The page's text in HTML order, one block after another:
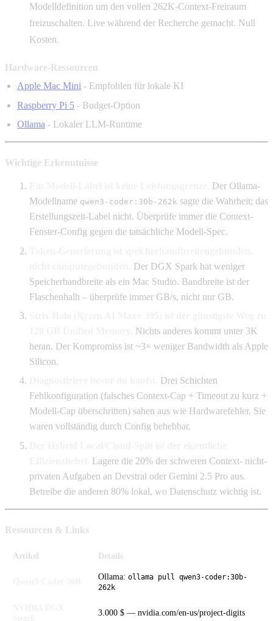
Modelldefinition um den vollen 262K-Context-Freiraum
freizuschalten. Live während der Recherche gemacht. Null
Kosten.
Hardware-Ressourcen
Apple Mac Mini - Empfohlen für lokale KI
Raspberry Pi 5 - Budget-Option
Ollama - Lokaler LLM-Runtime
Wichtige Erkenntnisse
Der Ollama-
Modellname qwen3-coder:30b-262k sagte die Wahrheit; das
Erstellungszeit-Label nicht. Überprüfe immer die Context-
Fenster-Config gegen die tatsächliche Modell-Spec.
Der DGX Spark hat weniger
Speicherbandbreite als ein Mac Studio. Bandbreite ist der
Flaschenhalh – überprüfe immer GB/s, nicht nur GB.
Nichts anderes kommt unter 3K
heran. Der Kompromiss ist ~3× weniger Bandwidth als Apple
Silicon.
Drei Schichten
Fehlkonfiguration (falsches Context-Cap + Timeout zu kurz +
Modell-Cap überschritten) sahen aus wie Hardwarefehler. Sie
waren vollständig durch Config behebbar.
Lagere die 20% der schweren Context- nicht-
privaten Aufgaben an Devstral oder Gemini 2.5 Pro aus.
Betreibe die anderen 80% lokal, wo Datenschutz wichtig ist.
Ressourcen & Links
Artikel Details
Ollama: ollama pull qwen3-coder:30b-
262k
3.000 $ — nvidia.com/en-us/project-digits